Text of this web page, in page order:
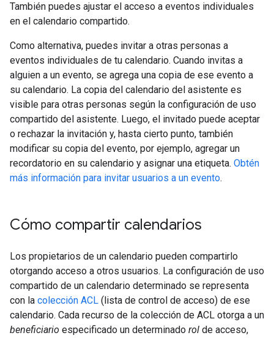
También puedes ajustar el acceso a eventos individuales
en el calendario compartido.
Como alternativa, puedes invitar a otras personas a
eventos individuales de tu calendario. Cuando invitas a
alguien a un evento, se agrega una copia de ese evento a
su calendario. La copia del calendario del asistente es
visible para otras personas según la configuración de uso
compartido del asistente. Luego, el invitado puede aceptar
o rechazar la invitación y, hasta cierto punto, también
modificar su copia del evento, por ejemplo, agregar un
recordatorio en su calendario y asignar una etiqueta. Obtén
más información para invitar usuarios a un evento.
Cómo compartir calendarios
Los propietarios de un calendario pueden compartirlo
otorgando acceso a otros usuarios. La configuración de uso
compartido de un calendario determinado se representa
con la colección ACL (lista de control de acceso) de ese
calendario. Cada recurso de la colección de ACL otorga a un
beneficiario especificado un determinado rol de acceso,